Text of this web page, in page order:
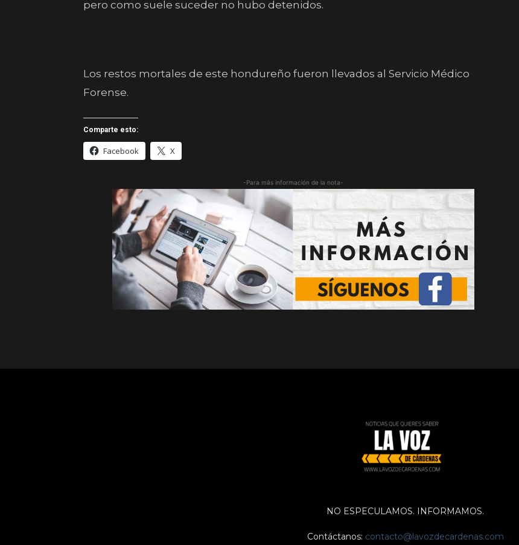
pero como suele suceder no hubo detenidos.
Los restos mortales de este hondureño fueron llevados al Servicio Médico
Forense.
Comparte esto:
Facebook X
-Para más información de la nota-
NO ESPECULAMOS. INFORMAMOS.
Contáctanos: contacto@lavozdecardenas.com